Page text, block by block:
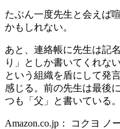
たぶん一度先生と会えば
かもしれない。
あと、連絡帳に先生は記
り」としか書いてくれな
という組織を盾にして発
感じる。前の先生は最後
つも「父」と書いている。
Amazon.co.jp： コクヨ ノ